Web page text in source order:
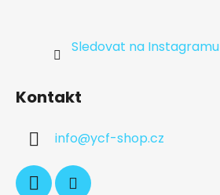
Sledovat na Instagramu
Kontakt
info@ycf-shop.cz